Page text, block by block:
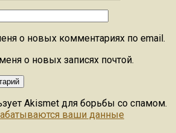
о новых комментариях по email.
о новых записях почтой.
Akismet для борьбы со спамом.
ваши данные